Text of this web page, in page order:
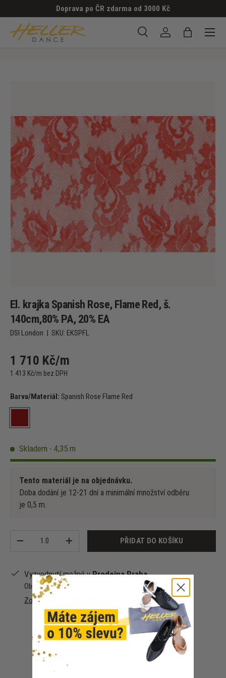
PŘESKOČIT NA OBSAH
Doprava po ČR zdarma od 3000 Kč
HledatPřihlásit se
Taška
Menu
El. krajka Spanish Rose, Flame Red, š.
140cm,80% PA, 20% EA
DSI London | SKU: EKSPFL
1 710 Kč/m
1 413 Kč/m bez DPH
Barva/Materiál: Spanish Rose Flame Red
Spanish Rose Flame Red
Skladem - 4,35 m
Tento materiál je na objednávku.
Doba dodání je 12-21 dní a minimální množství odběru
je 0,5 m.
+ PŘIDAT DO KOŠÍKU
Vyzvednutí možné vProdejna Praha
Obvykle připraveno za 1–4 dny
Zobrazit informace o obchodu